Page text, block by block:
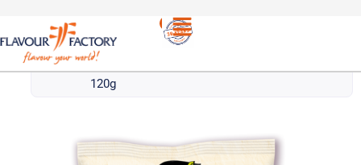
Σνακ / SNATT’S TAPAS ΣΚΟΡΔΟ & ΜΑΙΝΤΑΝΟΣ |
SNATT’S TAPAS WITH GARLIC AND PARSLEY
120g